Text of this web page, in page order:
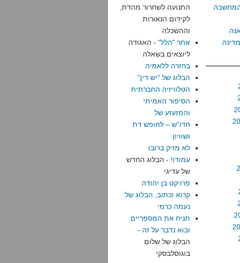
התנועה לשחרור מהדת,
לקידום הנאורות
וההשכלה
אתר "הלל" - האגודה
ליוצאים בשאלה
בחזרה ללאמיה
הבלוג של "יש דין"
הטלוויזיה החברתית
הסיפור האמיתי
והמזעזע של
חדו"ש – לחופש דת
ושוויון
לא מזיק ברובו
עמודו! - הבלוג החדש
של עדיגי
פרויקט בן יהודה
קרוא וכתוב, הבלוג של
נעמה כרמי
תניח את המספריים
ובוא נדבר על זה -
הבלוג של שלום
בוגוסלבסקי